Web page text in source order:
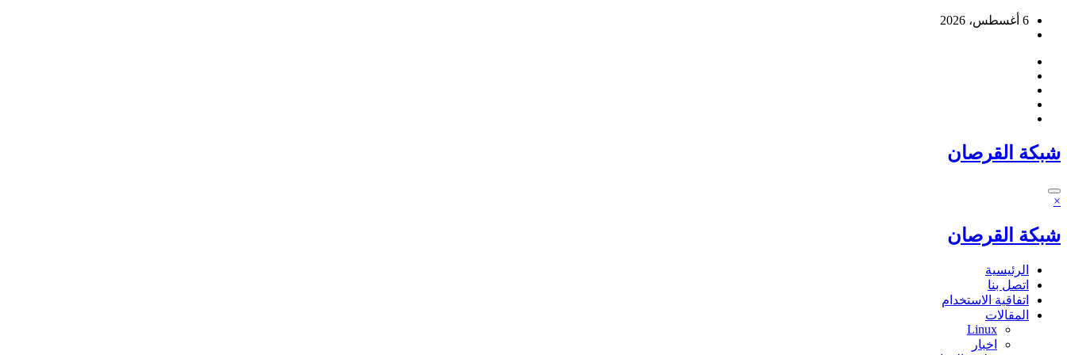
التجاوز6 أغسطس، 2026
شبكة القرصان
×
شبكة القرصان
الرئيسية
اتصل بنا
اتفاقية الاستخدام
المقالات
Linux
اخبار